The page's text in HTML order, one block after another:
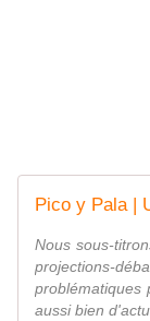
Nous sous-
projections-
problématiques
aussi bien